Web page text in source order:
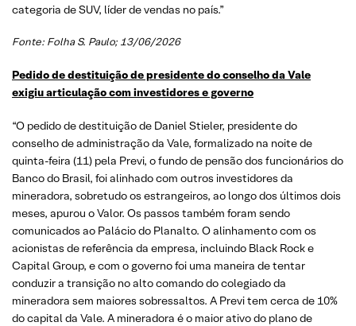
categoria de SUV, líder de vendas no país.”
Fonte: Folha S. Paulo; 13/06/2026
Pedido de destituição de presidente do conselho da Vale
exigiu articulação com investidores e governo
“O pedido de destituição de Daniel Stieler, presidente do
conselho de administração da Vale, formalizado na noite de
quinta-feira (11) pela Previ, o fundo de pensão dos funcionários do
Banco do Brasil, foi alinhado com outros investidores da
mineradora, sobretudo os estrangeiros, ao longo dos últimos dois
meses, apurou o Valor. Os passos também foram sendo
comunicados ao Palácio do Planalto. O alinhamento com os
acionistas de referência da empresa, incluindo Black Rock e
Capital Group, e com o governo foi uma maneira de tentar
conduzir a transição no alto comando do colegiado da
mineradora sem maiores sobressaltos. A Previ tem cerca de 10%
do capital da Vale. A mineradora é o maior ativo do plano de